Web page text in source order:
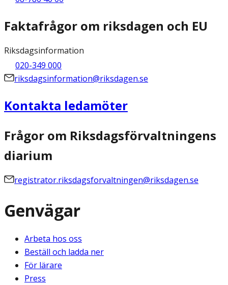
Faktafrågor om riksdagen och EU
Riksdagsinformation
020-349 000
riksdagsinformation@riksdagen.se
Kontakta ledamöter
Frågor om Riksdagsförvaltningens
diarium
registrator.riksdagsforvaltningen@riksdagen.se
Genvägar
Arbeta hos oss
Beställ och ladda ner
För lärare
Press